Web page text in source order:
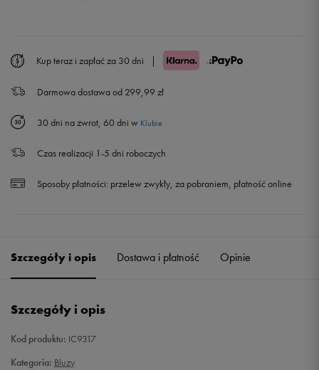
Powiadom o dostępności
Powiadom o dostępności
Kup teraz i zapłać za 30 dni |
Darmowa dostawa od 299,99 zł
30 dni na zwrot, 60 dni w Klubie
Czas realizacji 1-5 dni roboczych
Sposoby płatności: przelew zwykły, za pobraniem, płatność online
Szczegóły i opis Dostawa i płatność Opinie
Szczegóły i opis
Kod produktu: IC9317
Kategoria: Bluzy